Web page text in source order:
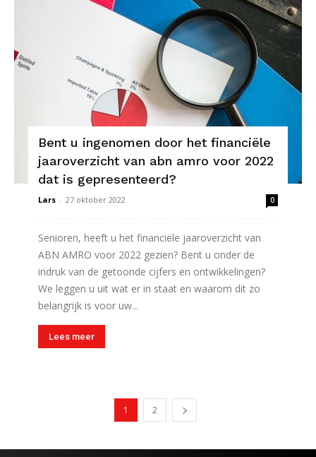
Bent u ingenomen door het financiële
jaaroverzicht van abn amro voor 2022
dat is gepresenteerd?
Lars - 27 oktober 2022 0
Senioren, heeft u het financiële jaaroverzicht van
ABN AMRO voor 2022 gezien? Bent u onder de
indruk van de getoonde cijfers en ontwikkelingen?
We leggen u uit wat er in staat en waarom dit zo
belangrijk is voor uw...
Lees meer
1 2